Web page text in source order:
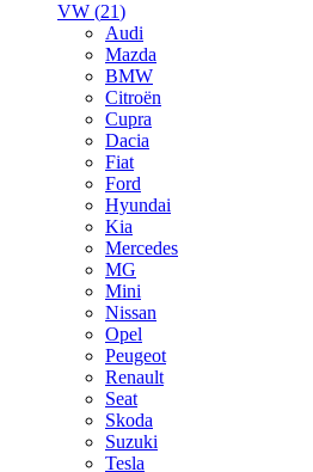
VW (21)
Audi
Mazda
BMW
Citroën
Cupra
Dacia
Fiat
Ford
Hyundai
Kia
Mercedes
MG
Mini
Nissan
Opel
Peugeot
Renault
Seat
Skoda
Suzuki
Tesla